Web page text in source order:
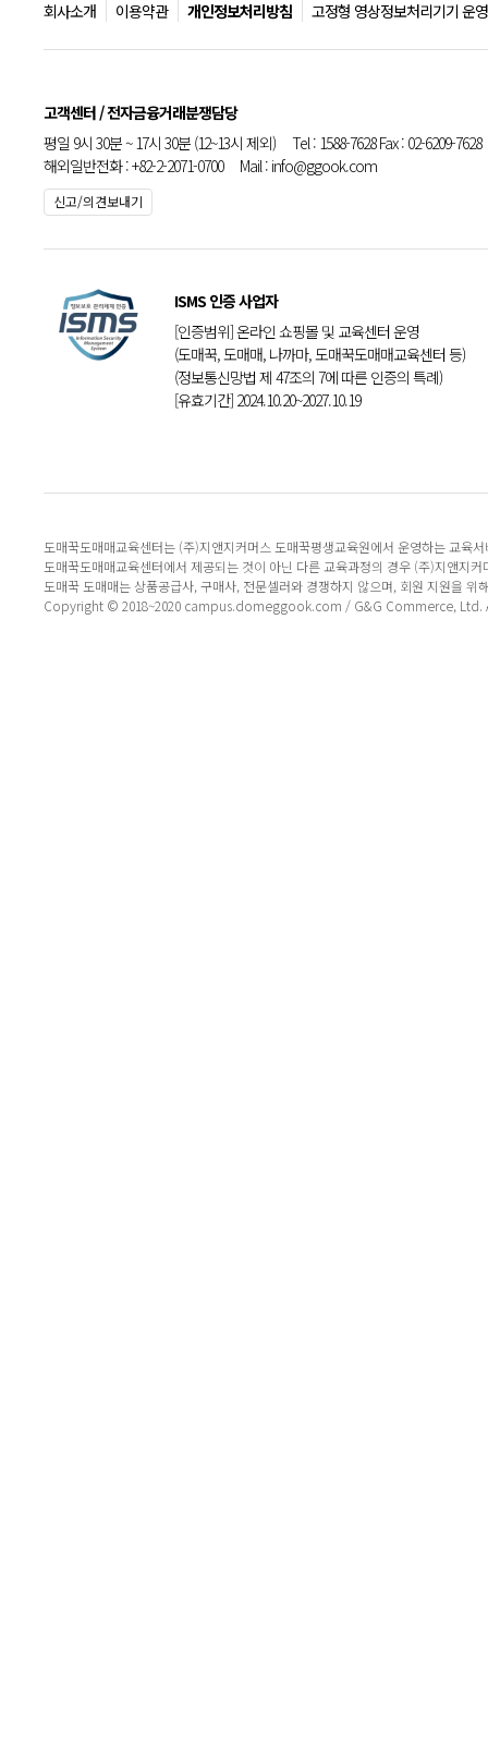
회사소개 이용약관 개인정보처리방침 고정형 영상정보처리기기 운
고객센터 / 전자금융거래분쟁담당
평일 9시 30분 ~ 17시 30분 (12~13시 제외) Tel : 1588-7628 Fax : 02-6209-7628
해외일반전화 : +82-2-2071-0700 Mail : info@ggook.com
신고/의견보내기
ISMS 인증 사업자
[인증범위] 온라인 쇼핑몰 및 교육센터 운영
(도매꾹, 도매매, 나까마, 도매꾹도매매교육센터 등)
(정보통신망법 제 47조의 7에 따른 인증의 특례)
[유효기간] 2024.10.20~2027.10.19
도매꾹도매매교육센터는 (주)지앤지커머스 도매꾹평생교육원에서 운영하는 교육
도매꾹도매매교육센터에서 제공되는 것이 아닌 다른 교육과정의 경우 (주)지앤지
도매꾹 도매매는 상품공급사, 구매사, 전문셀러와 경쟁하지 않으며, 회원 지원을 위
Copyright © 2018~2020 campus.domeggook.com / G&G Commerce, Ltd.